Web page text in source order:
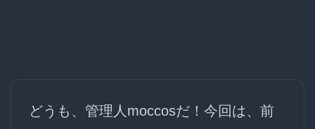
どうも、管理人moccosだ！今回は、前